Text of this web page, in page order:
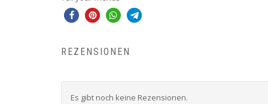
REZENSIONEN
Es gibt noch keine Rezensionen.